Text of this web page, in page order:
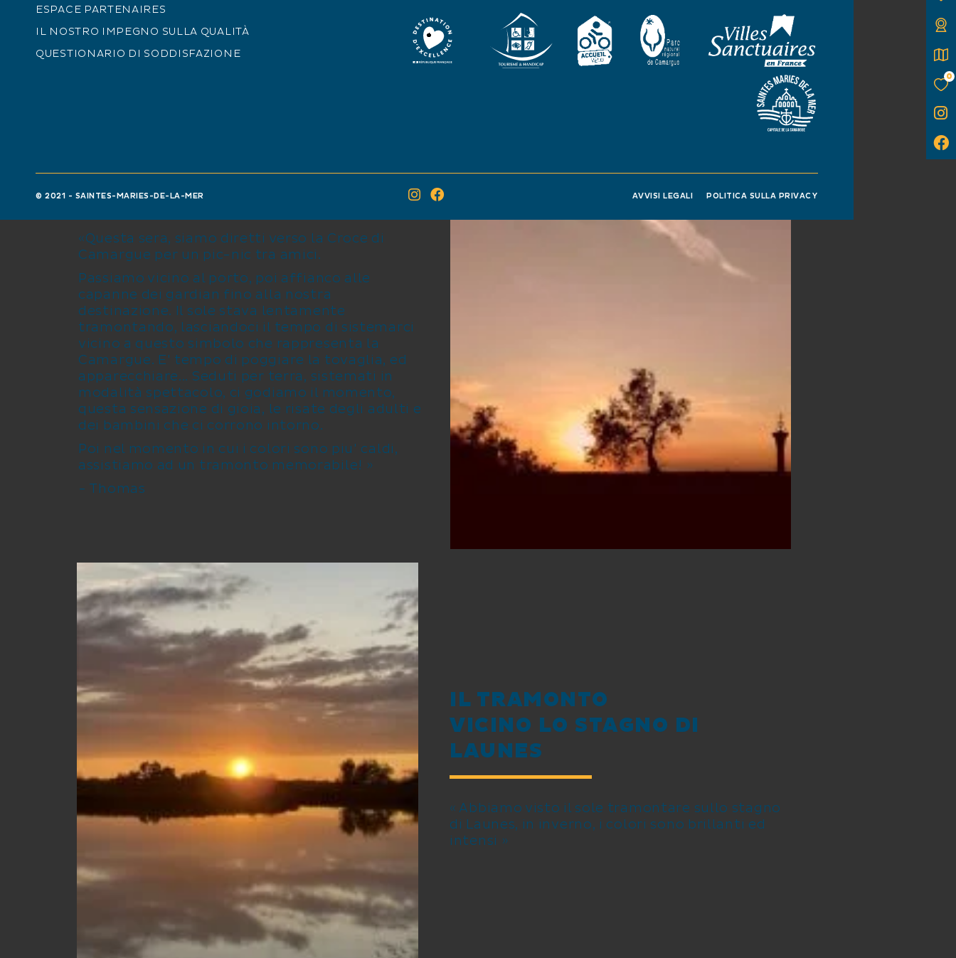
«Questa sera, siamo diretti verso la Croce di
Camargue per un pic-nic tra amici.
Passiamo vicino al porto, poi affianco alle
capanne dei gardian fino alla nostra
destinazione. Il sole stava lentamente
tramontando, lasciandoci il tempo di sistemarci
vicino a questo simbolo che rappresenta la
Camargue. E' tempo di poggiare la tovaglia, ed
apparecchiare... Seduti per terra, sistemati in
modalità spettacolo, ci godiamo il momento,
questa sensazione di gioia, le risate degli adulti e
dei bambini che ci corrono intorno.
Poi nel momento in cui i colori sono piu' caldi,
assistiamo ad un tramonto memorabile! »
- Thomas
IL TRAMONTO
VICINO LO STAGNO DI
LAUNES
« Abbiamo visto il sole tramontare sullo stagno
di Launes, in inverno, i colori sono brillanti ed
intensi »
0
ESPACE PARTENAIRES
IL NOSTRO IMPEGNO SULLA QUALITÀ
QUESTIONARIO DI SODDISFAZIONE
© 2021 - SAINTES-MARIES-DE-LA-MER AVVISI LEGALI POLITICA SULLA PRIVACY